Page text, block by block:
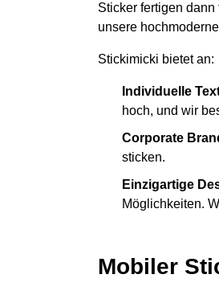
Sticker fertigen
unsere
Stickimicki bietet an:
Individuelle
hoch, und wir
Corporate
sticken.
Einzigartige
Möglichkeiten.
Mobiler